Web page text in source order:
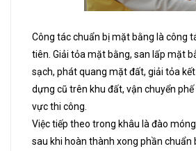
Công tác chuẩn bị mặt bằng là công
tiên. Giải tỏa mặt bằng, san lấp mặt
sạch, phát quang mặt đất, giải tỏa
dựng cũ trên khu đất, vận chuyển
vực thi công.
Việc tiếp theo trong khâu là đào
sau khi hoàn thành xong phần chuẩn